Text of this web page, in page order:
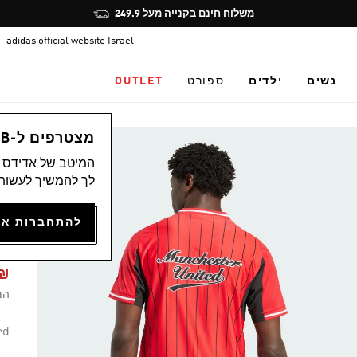
Pause
promotion
משלוח חינם בקנייה מעל 249.9
adidas official website Israel
נשים ילדים ספורט OUTLET
מצטרפים ל-ADICLUB ונהנים ממגוון הטבות
המיטב של אדידס
לך להמשיך